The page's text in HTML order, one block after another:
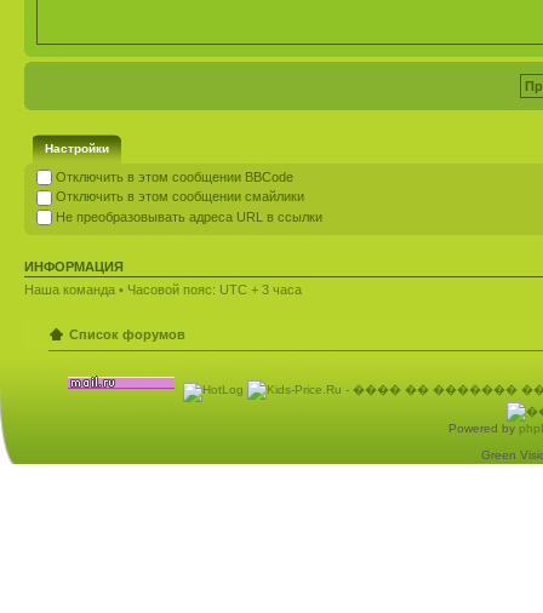
Настройки
Отключить в этом сообщении BBCode
Отключить в этом сообщении смайлики
Не преобразовывать адреса URL в ссылки
ИНФОРМАЦИЯ
Наша команда • Часовой пояс: UTC + 3 часа
Список форумов
Powered by
Green